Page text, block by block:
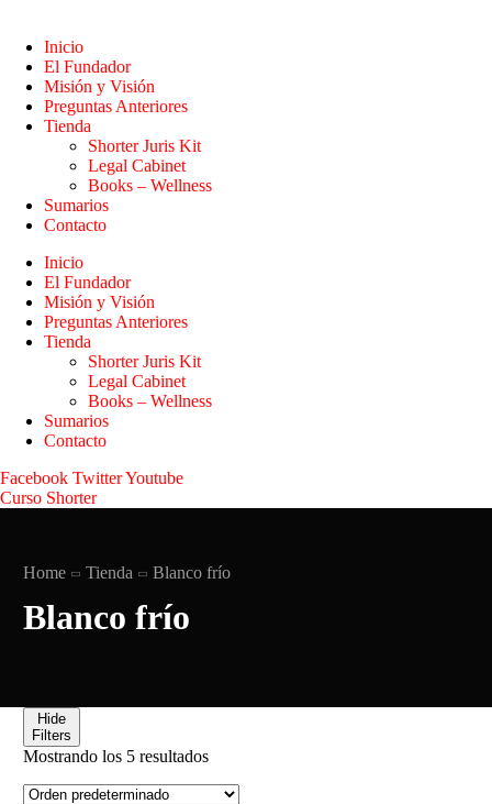
Inicio
El Fundador
Misión y Visión
Preguntas Anteriores
Tienda
Shorter Juris Kit
Legal Cabinet
Books – Wellness
Sumarios
Contacto
Inicio
El Fundador
Misión y Visión
Preguntas Anteriores
Tienda
Shorter Juris Kit
Legal Cabinet
Books – Wellness
Sumarios
Contacto
Facebook TwitterYoutube
Curso Shorter
Home Tienda ‎Blanco frío
‎Blanco frío
Hide
Filters
Mostrando los 5 resultados